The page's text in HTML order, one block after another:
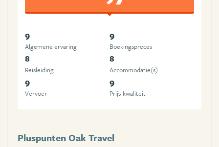
9
Algemene ervaring
9
Boekingsproces
8
Reisleiding
8
Accommodatie(s)
9
Vervoer
9
Prijs-kwaliteit
Pluspunten Oak Travel